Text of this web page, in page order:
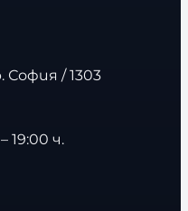
София / 1303
19:00 ч.